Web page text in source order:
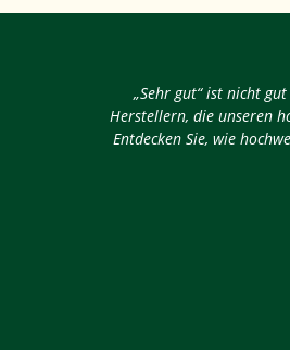
„Sehr gut“ ist nicht
Herstellern, die unseren
Entdecken Sie, wie